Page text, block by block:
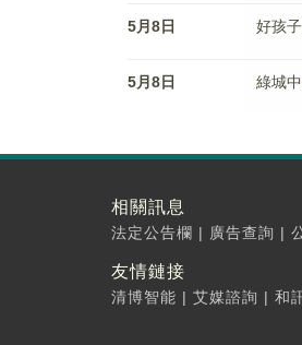
5月8日 好孩
5月8日 綠城
相關訊息
法定公告欄 | 廣告查詢 |
友情鏈接
清博智能 | 艾媒諮詢 | 和